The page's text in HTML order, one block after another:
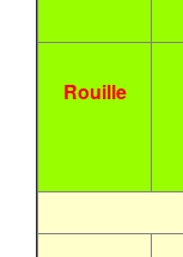
Rouille